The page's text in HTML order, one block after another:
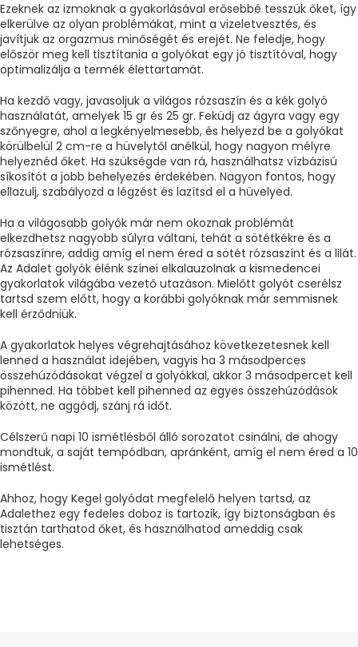
Ezeknek az izmoknak a gyakorlásával erősebbé tesszük őket, így
elkerülve az olyan problémákat, mint a vizeletvesztés, és
javítjuk az orgazmus minőségét és erejét. Ne feledje, hogy
először meg kell tisztítania a golyókat egy jó tisztítóval, hogy
optimalizálja a termék élettartamát.
Ha kezdő vagy, javasoljuk a világos rózsaszín és a kék golyó
használatát, amelyek 15 gr és 25 gr. Feküdj az ágyra vagy egy
szőnyegre, ahol a legkényelmesebb, és helyezd be a golyókat
körülbelül 2 cm-re a hüvelytől anélkül, hogy nagyon mélyre
helyeznéd őket. Ha szükségde van rá, használhatsz vízbázisú
síkosítót a jobb behelyezés érdekében. Nagyon fontos, hogy
ellazulj, szabályozd a légzést és lazítsd el a hüvelyed.
Ha a világosabb golyók már nem okoznak problémát
elkezdhetsz nagyobb súlyra váltani, tehát a sötétkékre és a
rózsaszínre, addig amíg el nem éred a sötét rózsaszínt és a lilát.
Az Adalet golyók élénk színei elkalauzolnak a kismedencei
gyakorlatok világába vezető utazáson. Mielőtt golyót cserélsz
tartsd szem előtt, hogy a korábbi golyóknak már semmisnek
kell érződniük.
A gyakorlatok helyes végrehajtásához következetesnek kell
lenned a használat idejében, vagyis ha 3 másodperces
összehúzódásokat végzel a golyókkal, akkor 3 másodpercet kell
pihenned. Ha többet kell pihenned az egyes összehúzódások
között, ne aggódj, szánj rá időt.
Célszerű napi 10 ismétlésből álló sorozatot csinálni, de ahogy
mondtuk, a saját tempódban, apránként, amíg el nem éred a 10
ismétlést.
Ahhoz, hogy Kegel golyódat megfelelő helyen tartsd, az
Adalethez egy fedeles doboz is tartozik, így biztonságban és
tisztán tarthatod őket, és használhatod ameddig csak
lehetséges.